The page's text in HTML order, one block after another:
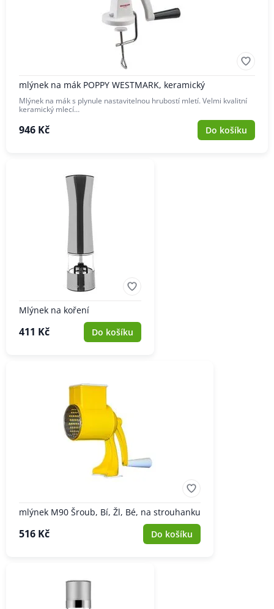
mlýnek na mák POPPY WESTMARK, keramický
Mlýnek na mák s plynule nastavitelnou hrubostí mletí. Velmi kvalitní
keramický mlecí…
946 Kč Do košíku
Mlýnek na koření
411 Kč Do košíku
mlýnek M90 Šroub, Bí, Žl, Bé, na strouhanku
516 Kč Do košíku